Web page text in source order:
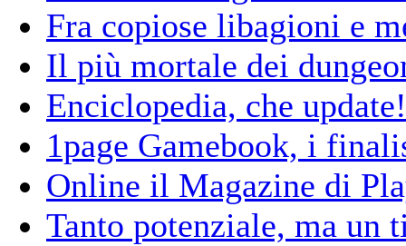
Fra copiose libagioni e
Il più mortale dei
Enciclopedia, che update!
1page Gamebook, i
Online il Magazine di
Tanto potenziale, ma un